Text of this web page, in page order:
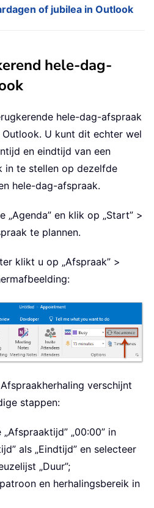
of jubilea in Outlook
hele-dag-
hele-dag-afspraak
U kunt dit echter wel
en eindtijd van een
in te stellen op dezelfde
hele-dag-afspraak.
„Agenda” en klik op „Start” >
te plannen.
klikt u op „Afspraak” >
verschijnt
stappen:
„00:00” in
als „Eindtijd” en selecteer
„Duur”;
en herhalingsbereik in